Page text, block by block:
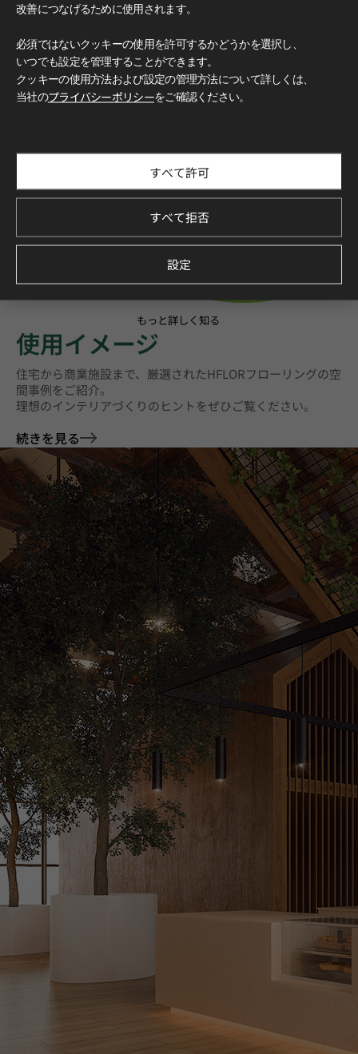
もっと詳しく知る
使用イメージ
住宅から商業施設まで、厳選されたHFLORフローリングの空
間事例をご紹介。
理想のインテリアづくりのヒントをぜひご覧ください。
続きを見る
改善につなげるために使用されます。
必須ではないクッキーの使用を許可するかどうかを選択し、
いつでも設定を管理することができます。
クッキーの使用方法および設定の管理方法について詳しくは、
当社のプライバシーポリシーをご確認ください。
すべて許可
すべて拒否
設定